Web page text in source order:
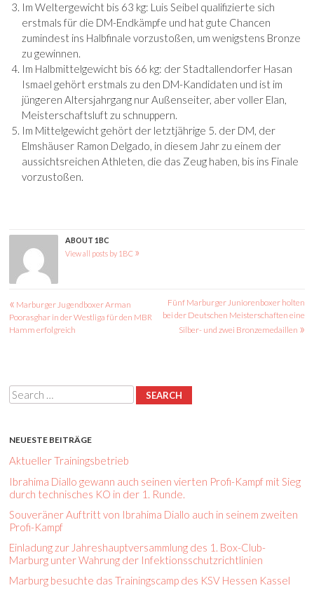
Im Weltergewicht bis 63 kg: Luis Seibel qualifizierte sich
erstmals für die DM-Endkämpfe und hat gute Chancen
zumindest ins Halbfinale vorzustoßen, um wenigstens Bronze
zu gewinnen.
Im Halbmittelgewicht bis 66 kg: der Stadtallendorfer Hasan
Ismael gehört erstmals zu den DM-Kandidaten und ist im
jüngeren Altersjahrgang nur Außenseiter, aber voller Elan,
Meisterschaftsluft zu schnuppern.
Im Mittelgewicht gehört der letztjährige 5. der DM, der
Elmshäuser Ramon Delgado, in diesem Jahr zu einem der
aussichtsreichen Athleten, die das Zeug haben, bis ins Finale
vorzustoßen.
ABOUT 1BC
View all posts by 1BC »
Post navigation
« Marburger Jugendboxer Arman
Poorasghar in der Westliga für den MBR
Hamm erfolgreich
Fünf Marburger Juniorenboxer holten
bei der Deutschen Meisterschaften eine
Silber- und zwei Bronzemedaillen »
Search
NEUESTE BEITRÄGE
Aktueller Trainingsbetrieb
Ibrahima Diallo gewann auch seinen vierten Profi-Kampf mit Sieg
durch technisches KO in der 1. Runde.
Souveräner Auftritt von Ibrahima Diallo auch in seinem zweiten
Profi-Kampf
Einladung zur Jahreshauptversammlung des 1. Box-Club-
Marburg unter Wahrung der Infektionsschutzrichtlinien
Marburg besuchte das Trainingscamp des KSV Hessen Kassel